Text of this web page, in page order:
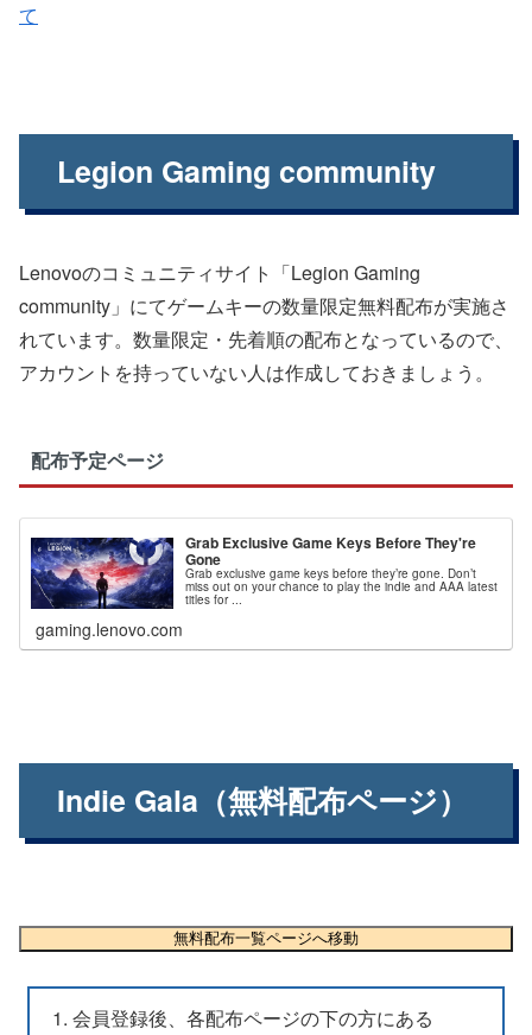
て
Legion Gaming community
Lenovoのコミュニティサイト「Legion Gaming
community」にてゲームキーの数量限定無料配布が実施さ
れています。数量限定・先着順の配布となっているので、
アカウントを持っていない人は作成しておきましょう。
配布予定ページ
Grab Exclusive Game Keys Before They're
Gone
Grab exclusive game keys before they’re gone. Don’t
miss out on your chance to play the indie and AAA latest
titles for ...
gaming.lenovo.com
Indie Gala（無料配布ページ）
無料配布一覧ページへ移動
会員登録後、各配布ページの下の方にある